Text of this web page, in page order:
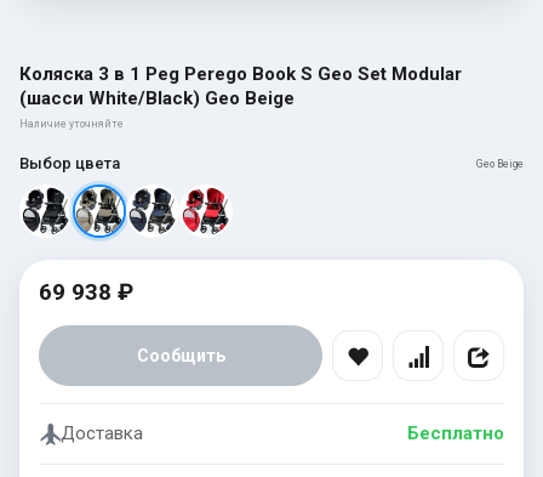
Коляска 3 в 1 Peg Perego Book S Geo Set Modular
(шасси White/Black) Geo Beige
Наличие уточняйте
Выбор цвета Geo Beige
69 938 ₽
Сообщить
Доставка Бесплатно